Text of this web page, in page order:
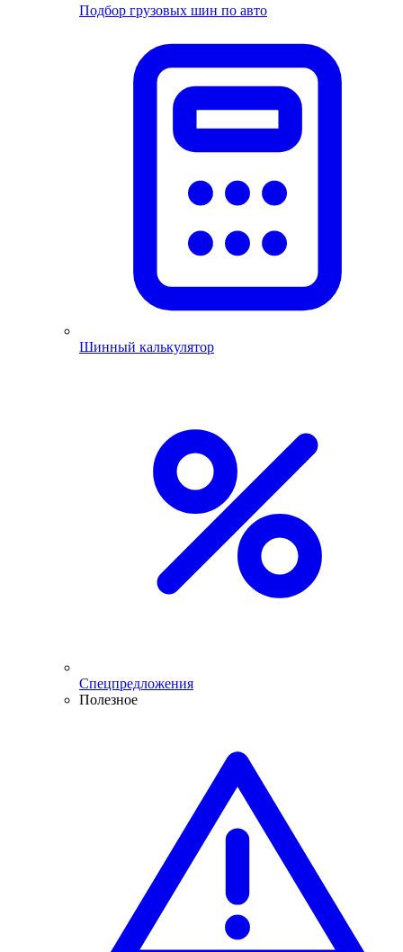
Подбор грузовых шин по авто
Шинный калькулятор
Спецпредложения
Полезное